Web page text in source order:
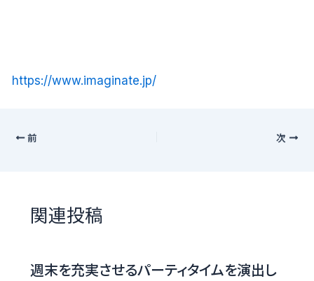
https://www.imaginate.jp/
前 次
関連投稿
週末を充実させるパーティタイムを演出し